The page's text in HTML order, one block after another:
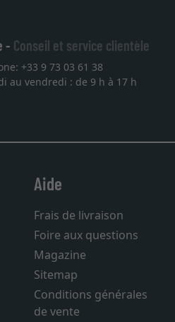
- Conseil et service clientèle
+33 9 73 03 61 38
au vendredi : de 9 h à 17 h
Aide
Frais de livraison
Foire aux questions
Magazine
Sitemap
Conditions générales
de vente